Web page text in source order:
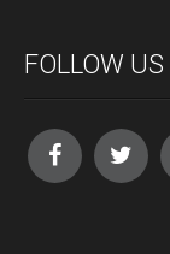
FOLLOW US